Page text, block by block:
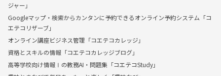
ジャー」
Googleマップ・検索からカンタンに予約できるオンライン予約システム「コ
エテコリザーブ」
オンライン講座ビジネス管理「コエテコカレッジ」
資格とスキルの情報「コエテコカレッジブログ」
高等学校向け情報Ⅰの教務AI・問題集「コエテコStudy」